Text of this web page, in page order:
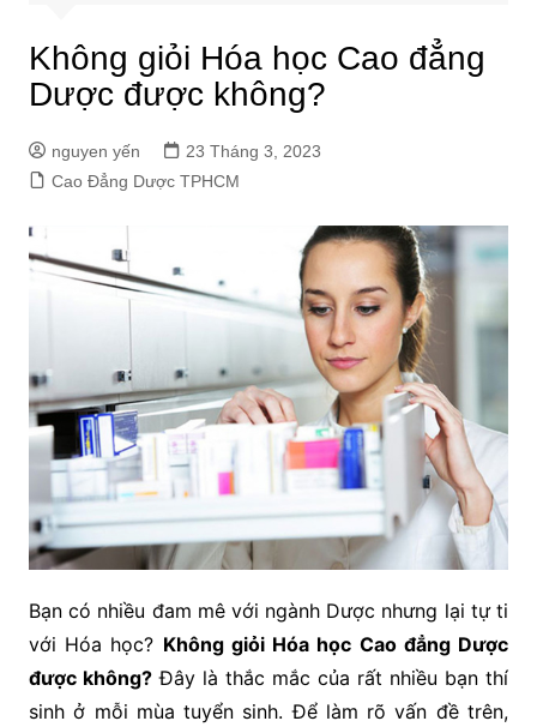
Không giỏi Hóa học Cao đẳng
Dược được không?
nguyen yến
23 Tháng 3, 2023
Cao Đẳng Dược TPHCM
Bạn có nhiều đam mê với ngành Dược nhưng lại tự ti
với Hóa học? Không giỏi Hóa học Cao đẳng Dược
được không?Đây là thắc mắc của rất nhiều bạn thí
sinh ở mỗi mùa tuyển sinh. Để làm rõ vấn đề trên,